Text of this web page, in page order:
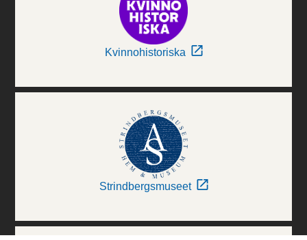
Kvinnohistoriska
Strindbergsmuseet